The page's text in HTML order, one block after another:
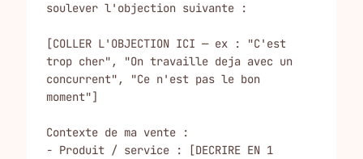
soulever l'objection suivante :
[COLLER L'OBJECTION ICI — ex : "C'est
trop cher", "On travaille deja avec un
concurrent", "Ce n'est pas le bon
moment"]
Contexte de ma vente :
- Produit / service : [DECRIRE EN 1